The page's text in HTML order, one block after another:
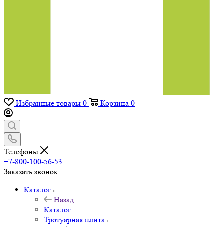
Избранные товары 0 Корзина 0
Телефоны
+7-800-100-56-53
Заказать звонок
Каталог
Назад
Каталог
Тротуарная плита